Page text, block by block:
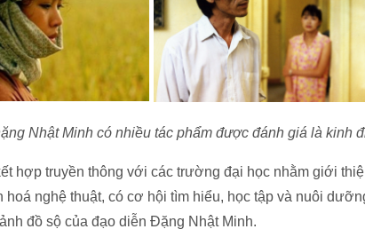
Nhật Minh có nhiều tác phẩm được đánh giá là kinh
hợp truyền thông với các trường đại học nhằm giới
hoá nghệ thuật, có cơ hội tìm hiểu, học tập và nuôi
đồ sộ của đạo diễn Đặng Nhật Minh.